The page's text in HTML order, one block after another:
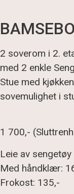
2 soverom i 2.
med 2 enkle
Stue med
sovemulighet i
1 700,-
Leie av
Med håndklær:
Frokost: 135,-